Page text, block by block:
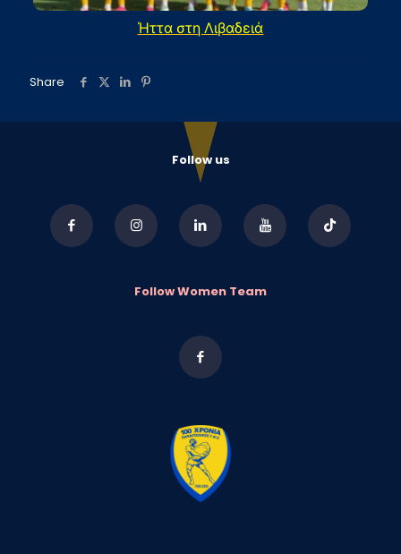
Ήττα στη Λιβαδειά
Share
Follow us
Follow Women Team